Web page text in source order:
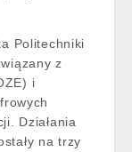
Politechniki
z
i
Działania
na trzy